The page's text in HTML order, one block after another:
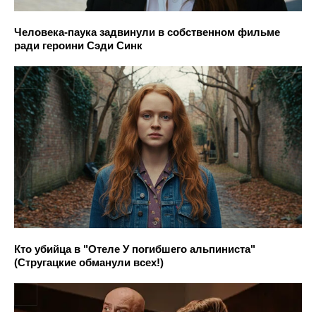
Человека-паука задвинули в собственном фильме
ради героини Сэди Синк
Кто убийца в "Отеле У погибшего альпиниста"
(Стругацкие обманули всех!)